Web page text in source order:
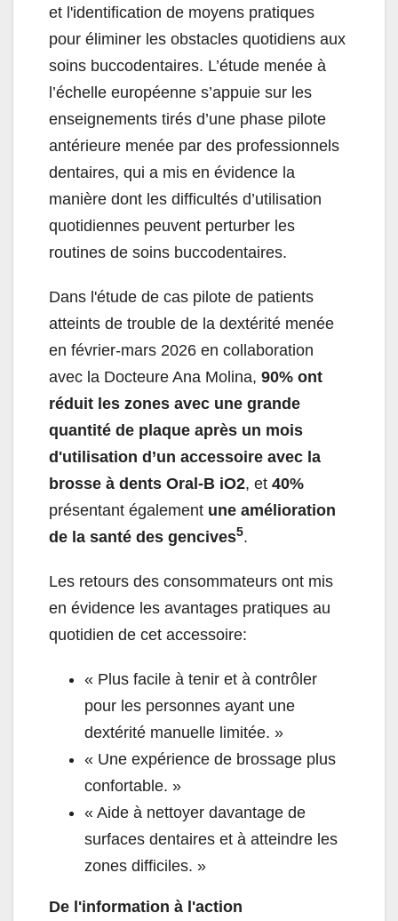
et l'identification de moyens pratiques
pour éliminer les obstacles quotidiens aux
soins buccodentaires. L’étude menée à
l’échelle européenne s’appuie sur les
enseignements tirés d’une phase pilote
antérieure menée par des professionnels
dentaires, qui a mis en évidence la
manière dont les difficultés d’utilisation
quotidiennes peuvent perturber les
routines de soins buccodentaires.
Dans l'étude de cas pilote de patients
atteints de trouble de la dextérité menée
en février-mars 2026 en collaboration
avec la Docteure Ana Molina, 90% ont
réduit les zones avec une grande
quantité de plaque après un mois
d'utilisation d’un accessoire avec la
brosse à dents Oral-B iO2, et 40%
présentant également une amélioration
de la santé des gencives5.
Les retours des consommateurs ont mis
en évidence les avantages pratiques au
quotidien de cet accessoire:
« Plus facile à tenir et à contrôler
pour les personnes ayant une
dextérité manuelle limitée. »
« Une expérience de brossage plus
confortable. »
« Aide à nettoyer davantage de
surfaces dentaires et à atteindre les
zones difficiles. »
De l'information à l'action